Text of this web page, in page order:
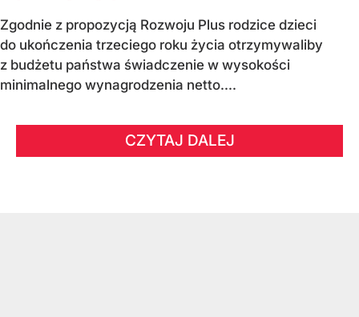
Zgodnie z propozycją Rozwoju Plus rodzice dzieci
do ukończenia trzeciego roku życia otrzymywaliby
z budżetu państwa świadczenie w wysokości
minimalnego wynagrodzenia netto....
CZYTAJ DALEJ